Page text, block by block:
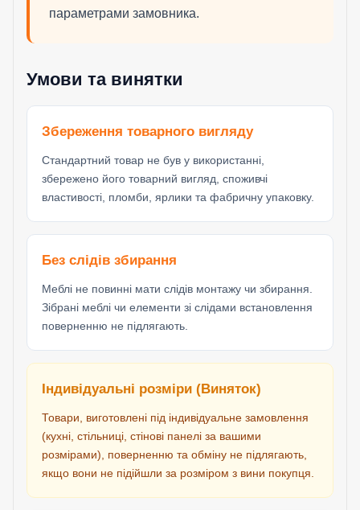
параметрами замовника.
Умови та винятки
Збереження товарного вигляду
Стандартний товар не був у використанні,
збережено його товарний вигляд, споживчі
властивості, пломби, ярлики та фабричну упаковку.
Без слідів збирання
Меблі не повинні мати слідів монтажу чи збирання.
Зібрані меблі чи елементи зі слідами встановлення
поверненню не підлягають.
Індивідуальні розміри (Виняток)
Товари, виготовлені під індивідуальне замовлення
(кухні, стільниці, стінові панелі за вашими
розмірами), поверненню та обміну не підлягають,
якщо вони не підійшли за розміром з вини покупця.